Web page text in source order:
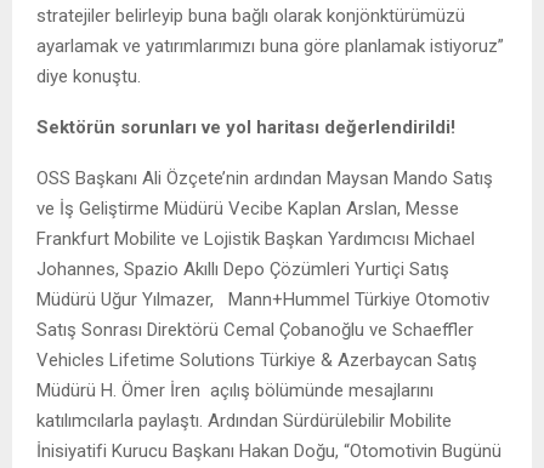
stratejiler belirleyip buna bağlı olarak konjönktürümüzü
ayarlamak ve yatırımlarımızı buna göre planlamak istiyoruz”
diye konuştu.
Sektörün sorunları ve yol haritası değerlendirildi!
OSS Başkanı Ali Özçete’nin ardından Maysan Mando Satış
ve İş Geliştirme Müdürü Vecibe Kaplan Arslan, Messe
Frankfurt Mobilite ve Lojistik Başkan Yardımcısı Michael
Johannes, Spazio Akıllı Depo Çözümleri Yurtiçi Satış
Müdürü Uğur Yılmazer, Mann+Hummel Türkiye Otomotiv
Satış Sonrası Direktörü Cemal Çobanoğlu ve Schaeffler
Vehicles Lifetime Solutions Türkiye & Azerbaycan Satış
Müdürü H. Ömer İren açılış bölümünde mesajlarını
katılımcılarla paylaştı. Ardından Sürdürülebilir Mobilite
İnisiyatifi Kurucu Başkanı Hakan Doğu, “Otomotivin Bugünü